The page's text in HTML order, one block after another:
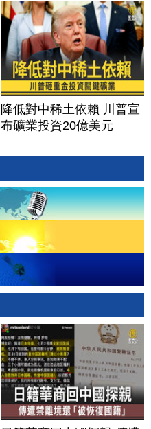
降低對中稀土依賴 川普宣
布礦業投資20億美元